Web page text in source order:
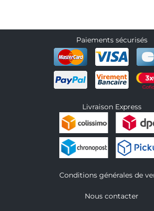
Paiements sécurisés
Livraison Express
Conditions générales de
Nous contacter